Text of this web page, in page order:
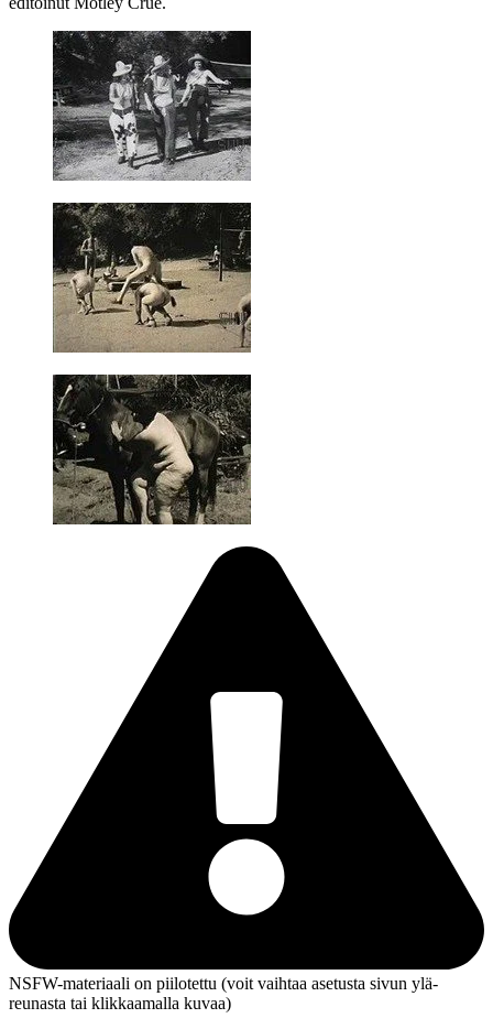
NSFW-materiaali on piilotettu (voit vaihtaa asetusta sivun ylä­
reunasta tai klikkaamalla kuvaa)